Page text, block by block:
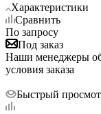
Характеристики
Сравнить
По запросу
Под заказ
Наши менеджеры
условия заказа
Быстрый